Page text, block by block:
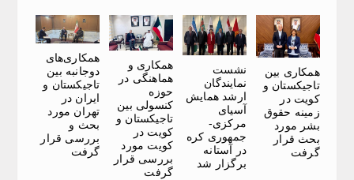
همکاری بین
تاجیکستان و
کویت در
زمینه حقوق
بشر مورد
بحث قرار
گرفت
نشست
نمایندگان
ارشد همایش
آسیای
مرکزی-
جمهوری کره
در آستانه
برگزار شد
همکاری و
هماهنگی در
حوزه
کنسولی بین
تاجیکستان و
کویت در
کویت مورد
بررسی قرار
گرفت
همکاری‌های
دوجانبه بین
تاجیکستان و
ایران در
تهران مورد
بحث و
بررسی قرار
گرفت